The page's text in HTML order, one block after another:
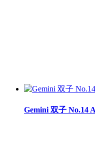
Gemini 双子 No.14